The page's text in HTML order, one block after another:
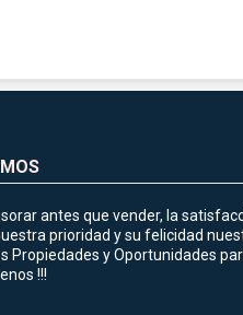
antes que vender, la
prioridad y su felicidad
Propiedades y Oportunidades
!!!